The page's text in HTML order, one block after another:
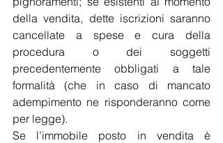
della vendita, dette iscrizioni saranno
cancellate a spese e cura della
procedura o dei soggetti
precedentemente obbligati a tale
formalità (che in caso di mancato
adempimento ne risponderanno come
per legge).
Se l’immobile posto in vendita è